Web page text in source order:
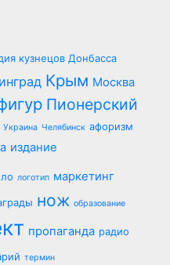
кузнецов Донбасса
Крым Москва
Пионерский
Украина Челябинск афоризм
издание
логотип маркетинг
нож образование
пропаганда радио
термин